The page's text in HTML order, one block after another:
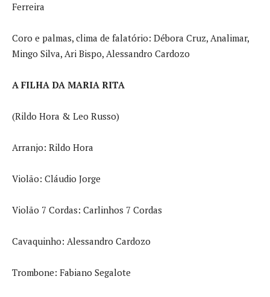
Ferreira
Coro e palmas, clima de falatório: Débora Cruz, Analimar,
Mingo Silva, Ari Bispo, Alessandro Cardozo
A FILHA DA MARIA RITA
(Rildo Hora & Leo Russo)
Arranjo: Rildo Hora
Violão: Cláudio Jorge
Violão 7 Cordas: Carlinhos 7 Cordas
Cavaquinho: Alessandro Cardozo
Trombone: Fabiano Segalote